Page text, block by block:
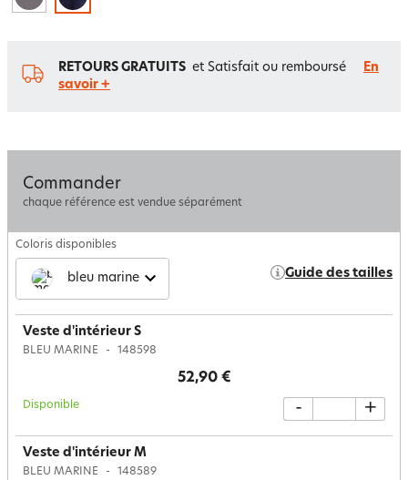
RETOURS GRATUITS et Satisfait ou remboursé
En
savoir +
Commander
chaque référence est vendue séparément
Coloris disponibles
bleu marine Guide des tailles
Veste d'intérieur S
BLEU MARINE 148598
52,90 €
Disponible - +
Veste d'intérieur M
BLEU MARINE 148589